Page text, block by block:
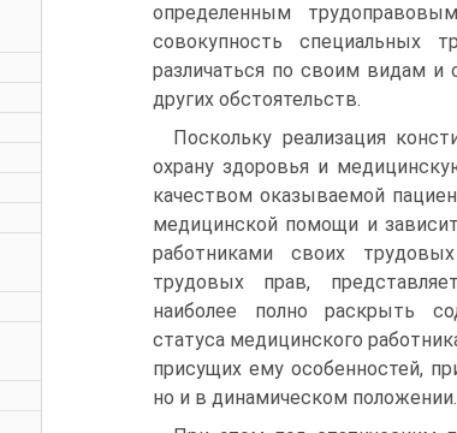
определенным
совокупность специальных
различаться по своим видам и
других обстоятельств.
Поскольку реализация
охрану здоровья и
качеством оказываемой
медицинской помощи и
работниками своих
трудовых прав,
наиболее полно раскрыть
статуса медицинского
присущих ему особенностей,
но и в динамическом положении.